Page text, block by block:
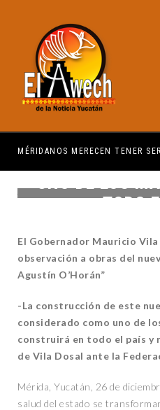
MÉRIDANOS MERECEN TENER
UNO DE LOS
TODO
El Gobernador Mauricio
observación a obras del
Agustín O’Horán”
-La construcción de este
considerado como uno de
construirá en todo el país y
de Vila Dosal ante la
Mérida, Yucatán, 26 de
salud del estado se